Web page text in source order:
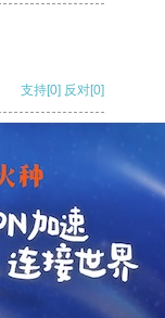
支持[0] 反对[0]
反对